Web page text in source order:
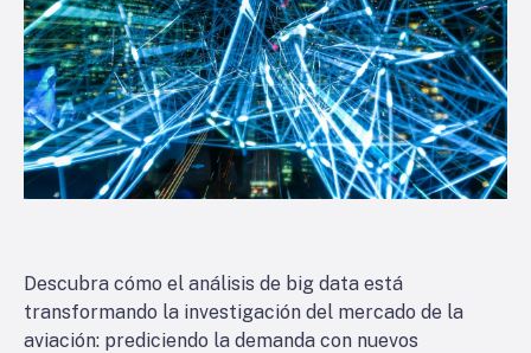
Descubra cómo el análisis de big data está
transformando la investigación del mercado de la
aviación: prediciendo la demanda con nuevos